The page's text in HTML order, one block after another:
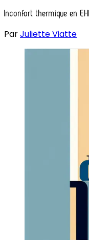
Inconfort thermique en
ParJuliette Viatte